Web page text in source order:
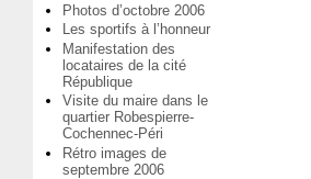
Photos d’octobre 2006
Les sportifs à l’honneur
Manifestation des
locataires de la cité
République
Visite du maire dans le
quartier Robespierre-
Cochennec-Péri
Rétro images de
septembre 2006